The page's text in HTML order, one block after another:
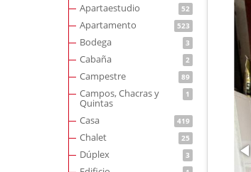
Apartaestudio 52
Apartamento 523
Bodega 3
Cabaña 2
Campestre 89
Campos, Chacras y
Quintas
1
Casa 419
Chalet 25
Dúplex 3